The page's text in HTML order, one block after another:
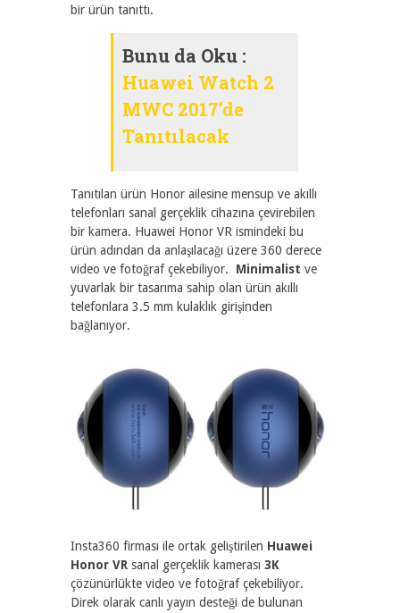
bir ürün tanıttı.
Bunu da Oku :
Huawei Watch 2
MWC 2017’de
Tanıtılacak
Tanıtılan ürün Honor ailesine mensup ve akıllı
telefonları sanal gerçeklik cihazına çevirebilen
bir kamera. Huawei Honor VR ismindeki bu
ürün adından da anlaşılacağı üzere 360 derece
video ve fotoğraf çekebiliyor. Minimalist ve
yuvarlak bir tasarıma sahip olan ürün akıllı
telefonlara 3.5 mm kulaklık girişinden
bağlanıyor.
Insta360 firması ile ortak geliştirilen Huawei
Honor VR sanal gerçeklik kamerası 3K
çözünürlükte video ve fotoğraf çekebiliyor.
Direk olarak canlı yayın desteği de bulunan